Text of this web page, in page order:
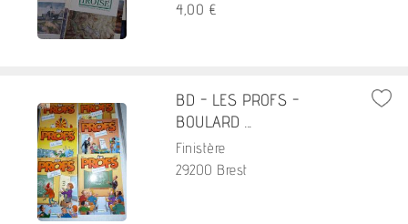
4,00 €
BD - LES PROFS -
BOULARD ...
Finistère
29200 Brest